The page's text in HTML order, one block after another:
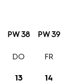
PW 38 PW 39
13
DO
14
FR